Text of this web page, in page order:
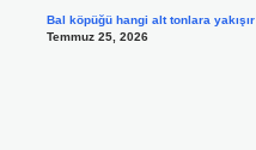
Bal köpüğü hangi alt tonlara yakışır
Temmuz 25, 2026